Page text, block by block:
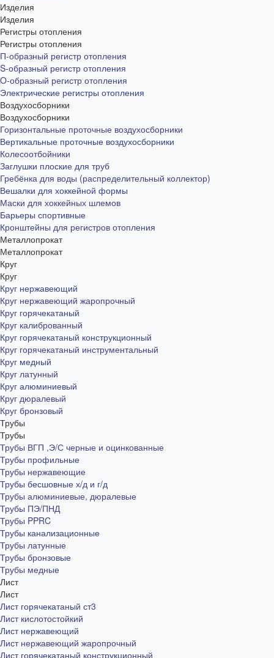
Изделия
Изделия
Регистры отопления
Регистры отопления
П-образный регистр отопления
S-образный регистр отопления
O-образный регистр отопления
Электрические регистры отопления
Воздухосборники
Воздухосборники
Горизонтальные проточные воздухосборники
Вертикальные проточные воздухосборники
Колесоотбойники
Заглушки плоские для труб
Гребёнка для воды (распределительный коллектор)
Вешалки для хоккейной формы
Маски для хоккейных шлемов
Барьеры спортивные
Кронштейны для регистров отопления
Металлопрокат
Металлопрокат
Круг
Круг
Круг нержавеющий
Круг нержавеющий жаропрочный
Круг горячекатаный
Круг калиброванный
Круг горячекатаный конструкционный
Круг горячекатаный инструментальный
Круг медный
Круг латунный
Круг алюминиевый
Круг дюралевый
Круг бронзовый
Трубы
Трубы
Трубы ВГП ,Э/С черные и оцинкованные
Трубы профильные
Трубы нержавеющие
Трубы бесшовные х/д и г/д
Трубы алюминиевые, дюралевые
Трубы ПЭ/ПНД
Трубы PPRC
Трубы канализационные
Трубы латунные
Трубы бронзовые
Трубы медные
Лист
Лист
Лист горячекатаный ст3
Лист кислотостойкий
Лист нержавеющий
Лист нержавеющий жаропрочный
Лист горячекатаный конструкционный